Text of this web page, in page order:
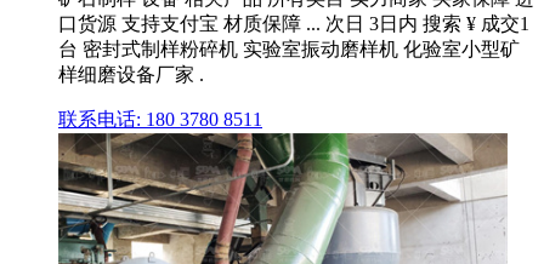
口货源 支持支付宝 材质保障 ... 次日 3日内 搜索 ¥ 成交1
台 密封式制样粉碎机 实验室振动磨样机 化验室小型矿
样细磨设备厂家 .
联系电话: 180 3780 8511